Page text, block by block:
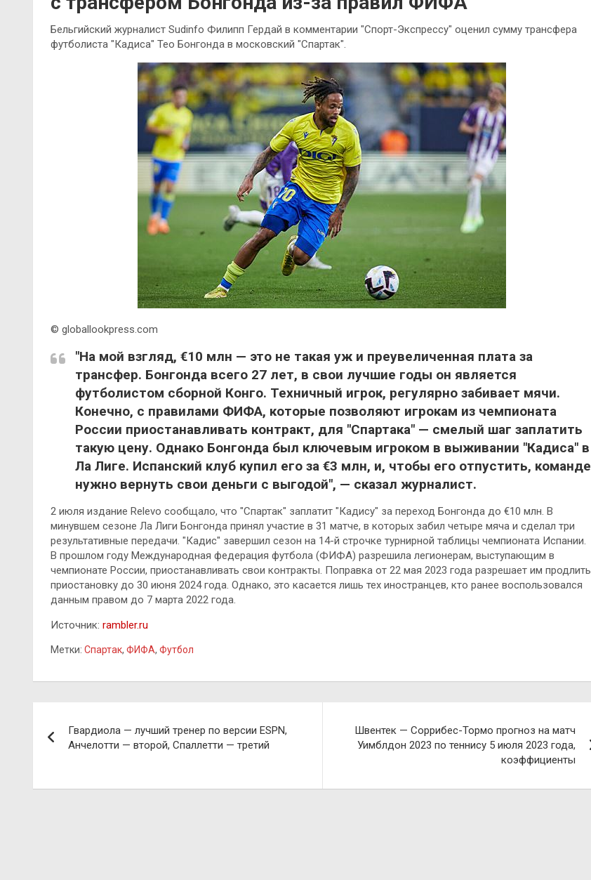
Бельгийский журналист Sudinfo Филипп Гердай в комментарии "Спорт-Экспрессу" оценил сумму трансфера
футболиста "Кадиса" Тео Бонгонда в московский "Спартак".
© globallookpress.com
"На мой взгляд, €10 млн — это не такая уж и преувеличенная плата за
трансфер. Бонгонда всего 27 лет, в свои лучшие годы он является
футболистом сборной Конго. Техничный игрок, регулярно забивает мячи.
Конечно, с правилами ФИФА, которые позволяют игрокам из чемпионата
России приостанавливать контракт, для "Спартака" — смелый шаг заплатить
такую цену. Однако Бонгонда был ключевым игроком в выживании "Кадиса" в
Ла Лиге. Испанский клуб купил его за €3 млн, и, чтобы его отпустить, команде
нужно вернуть свои деньги с выгодой", — сказал журналист.
2 июля издание Relevo сообщало, что "Спартак" заплатит "Кадису" за переход Бонгонда до €10 млн. В
минувшем сезоне Ла Лиги Бонгонда принял участие в 31 матче, в которых забил четыре мяча и сделал три
результативные передачи. "Кадис" завершил сезон на 14-й строчке турнирной таблицы чемпионата Испании.
В прошлом году Международная федерация футбола (ФИФА) разрешила легионерам, выступающим в
чемпионате России, приостанавливать свои контракты. Поправка от 22 мая 2023 года разрешает им продлить
приостановку до 30 июня 2024 года. Однако, это касается лишь тех иностранцев, кто ранее воспользовался
данным правом до 7 марта 2022 года.
Источник: rambler.ru
Метки: Спартак, ФИФА, Футбол
по
Гвардиола — лучший тренер по версии ESPN,
Анчелотти — второй, Спаллетти — третий
Швентек — Соррибес-Тормо прогноз на матч
Уимблдон 2023 по теннису 5 июля 2023 года,
коэффициенты